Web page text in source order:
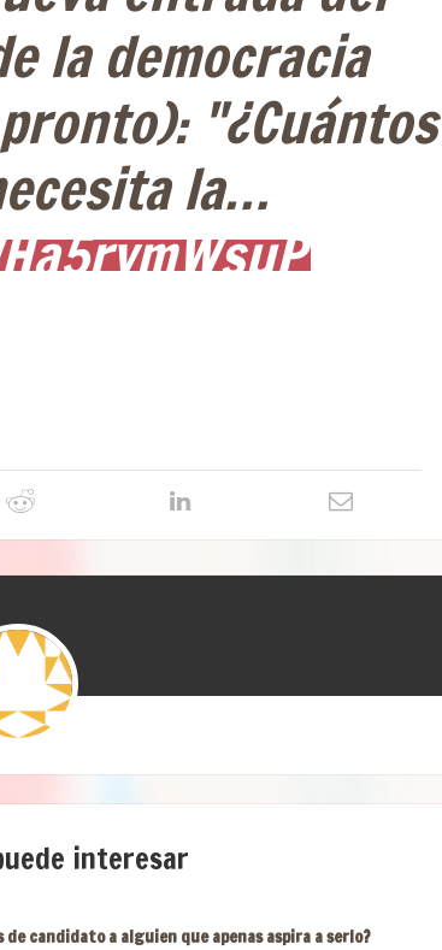
la democracia
"¿Cuántos
la…
interesar
de candidato a alguien que apenas aspira a serlo?